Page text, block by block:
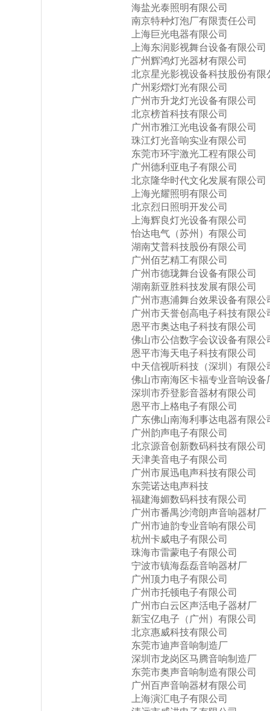
海盐光泰照明有限公司
南京特种灯泡厂有限责任公司
上海巨光电器有限公司
上海东润影视舞台设备有限公司
广州辉鸿灯光器材有限公司
北京星光影视设备科技股份有限
广州彩熠灯光有限公司
广州市升龙灯光设备有限公司
北京榜首科技有限公司
广州市雅江光电设备有限公司
珠江灯光音响实业有限公司
东莞市环宇激光工程有限公司
广州德利亚电子有限公司
北京隆华时代文化发展有限公司
上海光耀照明有限公司
北京烈日照明开发公司
上海辉良灯光设备有限公司
怡达电气（苏州）有限公司
湖南艾普科技股份有限公司
广州佰艺精工有限公司
广州市德珑舞台设备有限公司
湖南新亚胜科技发展有限公司
广州市惠浦舞台效果设备有限公
广州市天誉创高电子科技有限公
恩平市奥达电子科技有限公司
佛山市公信数字会议设备有限公
恩平市海天电子科技有限公司
中天信视听科技（深圳）有限公
佛山市南海区卡福专业音响设备
深圳市乔登影音器材有限公司
恩平市上格电子有限公司
广东佛山南海利事达电器有限公
广州韵声电子有限公司
北京源音创新数码科技有限公司
天津美音电子有限公司
广州市展迅电声科技有限公司
东莞诺达电声科技
福建海媚数码科技有限公司
广州市番禺沙湾朗声音响器材厂
广州市迪韵专业音响有限公司
杭州卡威电子有限公司
珠海市雷蒙电子有限公司
宁波市镇海磊磊音响器材厂
广州顶力电子有限公司
广州市托顿电子有限公司
广州市白云区声活电子器材厂
新宝亿电子（广州）有限公司
北京惠威科技有限公司
东莞市迪声音响制造厂
深圳市龙岗区马腾音响制造厂
东莞市奥声音响制造有限公司
广州百声音响器材有限公司
上海演汇电子有限公司